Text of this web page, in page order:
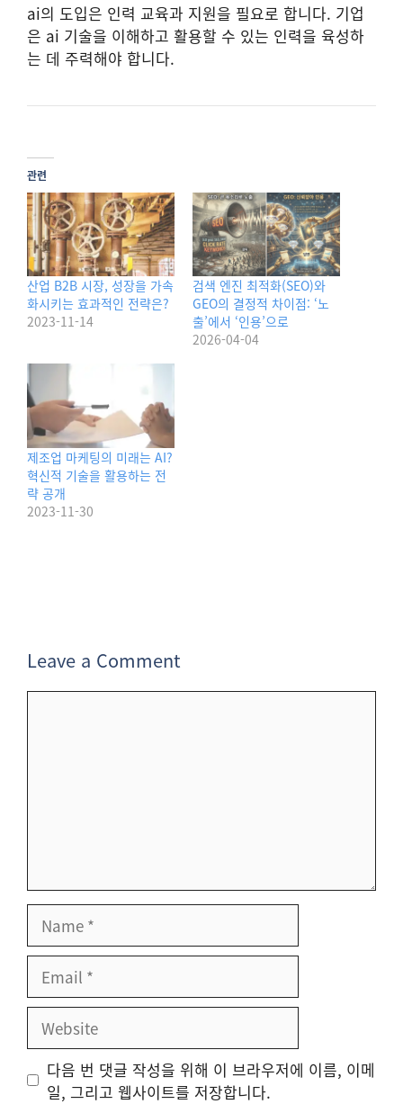
ai의 도입은 인력 교육과 지원을 필요로 합니다. 기업
은 ai 기술을 이해하고 활용할 수 있는 인력을 육성하
는 데 주력해야 합니다.
관련
산업 B2B 시장, 성장을 가속
화시키는 효과적인 전략은?
2023-11-14
검색 엔진 최적화(SEO)와
GEO의 결정적 차이점: ‘노
출’에서 ‘인용’으로
2026-04-04
제조업 마케팅의 미래는 AI?
혁신적 기술을 활용하는 전
략 공개
2023-11-30
Leave a Comment
Website
다음 번 댓글 작성을 위해 이 브라우저에 이름, 이메
일, 그리고 웹사이트를 저장합니다.